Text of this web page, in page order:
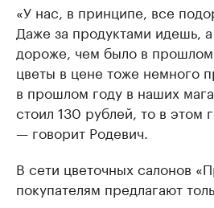
«У нас, в принципе, все
Даже за продуктами идешь,
дороже, чем было в
цветы в цене тоже немного
в прошлом году в наших
стоил 130 рублей, то в этом
— говорит Родевич.
В сети цветочных салонов
покупателям предлагают